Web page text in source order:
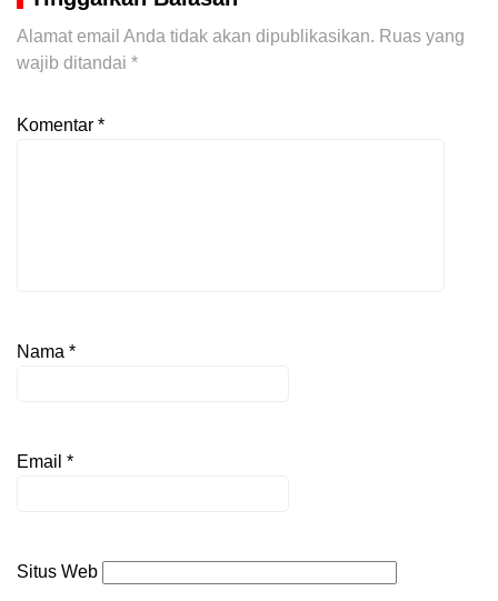
Alamat email Anda tidak akan dipublikasikan. Ruas yang
wajib ditandai *
Komentar *
Nama *
Email *
Situs Web